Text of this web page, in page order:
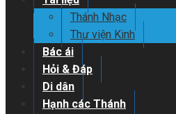
Thánh Nhạc
Thư viện Kinh
Bác ái
Hỏi & Đáp
Di dân
Hạnh các Thánh